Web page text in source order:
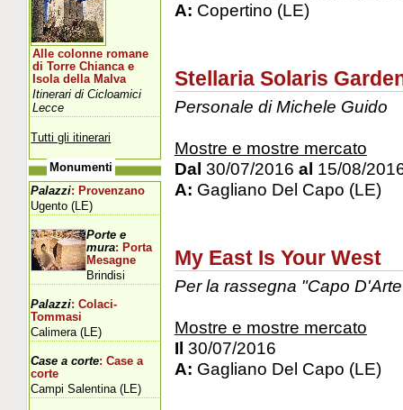
A: Copertino (LE)
Stellaria Solaris
Personale di Michele Guido
Mostre e mostre mercato
Dal 30/07/2016 al 15/08/
A: Gagliano Del Capo (LE)
My East Is Your West
Per la rassegna "Capo
Mostre e mostre mercato
Il 30/07/2016
A: Gagliano Del Capo (LE)
Alle colonne romane
di Torre Chianca e
Isola della Malva
Itinerari di Cicloamici
Lecce
Tutti gli itinerari
Monumenti
Palazzi: Provenzano
Ugento (LE)
Porte e
mura: Porta
Mesagne
Brindisi
Palazzi: Colaci-
Tommasi
Calimera (LE)
Case a corte: Case a
corte
Campi Salentina (LE)